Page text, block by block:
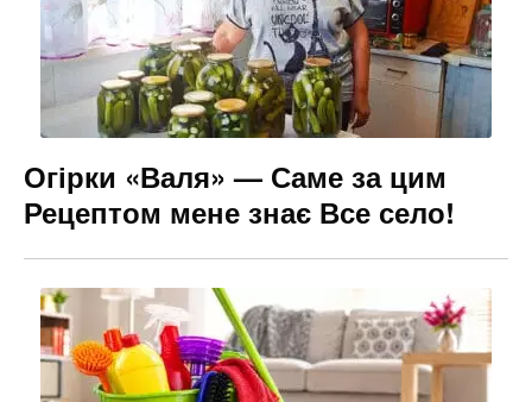
Огірки «Валя» — Саме за цим
Рецептом мене знає Все село!